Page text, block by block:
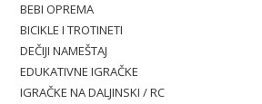
BEBI OPREMA
BICIKLE I TROTINETI
DEČIJI NAMEŠTAJ
EDUKATIVNE IGRAČKE
IGRAČKE NA DALJINSKI / RC